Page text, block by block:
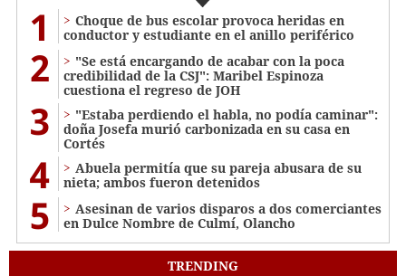
1
Choque de bus escolar provoca heridas en
conductor y estudiante en el anillo periférico
2
"Se está encargando de acabar con la poca
credibilidad de la CSJ": Maribel Espinoza
cuestiona el regreso de JOH
3
"Estaba perdiendo el habla, no podía caminar":
doña Josefa murió carbonizada en su casa en
Cortés
4
Abuela permitía que su pareja abusara de su
nieta; ambos fueron detenidos
5
Asesinan de varios disparos a dos comerciantes
en Dulce Nombre de Culmí, Olancho
TRENDING